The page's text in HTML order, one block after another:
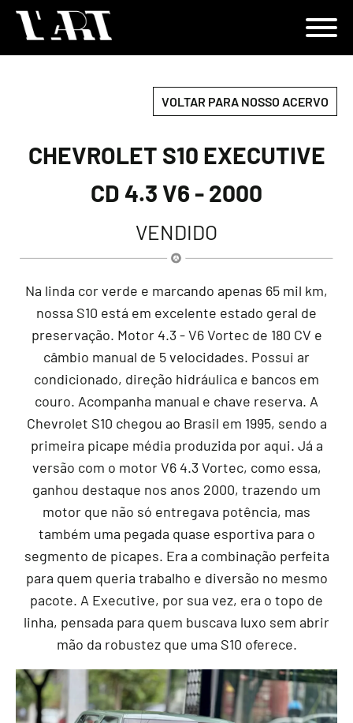
VOLTAR PARA NOSSO ACERVO
CHEVROLET S10 EXECUTIVE
CD 4.3 V6 - 2000
VENDIDO
Na linda cor verde e marcando apenas 65 mil km,
nossa S10 está em excelente estado geral de
preservação. Motor 4.3 - V6 Vortec de 180 CV e
câmbio manual de 5 velocidades. Possui ar
condicionado, direção hidráulica e bancos em
couro. Acompanha manual e chave reserva. A
Chevrolet S10 chegou ao Brasil em 1995, sendo a
primeira picape média produzida por aqui. Já a
versão com o motor V6 4.3 Vortec, como essa,
ganhou destaque nos anos 2000, trazendo um
motor que não só entregava potência, mas
também uma pegada quase esportiva para o
segmento de picapes. Era a combinação perfeita
para quem queria trabalho e diversão no mesmo
pacote. A Executive, por sua vez, era o topo de
linha, pensada para quem buscava luxo sem abrir
mão da robustez que uma S10 oferece.